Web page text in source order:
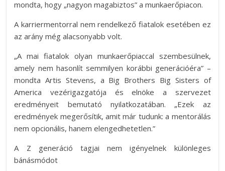
mondta, hogy „nagyon magabiztos” a munkaerőpiacon.
A karriermentorral nem rendelkező fiatalok esetében ez
az arány még alacsonyabb volt.
„A mai fiatalok olyan munkaerőpiaccal szembesülnek,
amely nem hasonlít semmilyen korábbi generációéra” –
mondta Artis Stevens, a Big Brothers Big Sisters of
America vezérigazgatója és elnöke a szervezet
eredményeit bemutató nyilatkozatában. „Ezek az
eredmények megerősítik, amit már tudunk: a mentorálás
nem opcionális, hanem elengedhetetlen.”
A Z generáció tagjai nem igényelnek különleges
bánásmódot